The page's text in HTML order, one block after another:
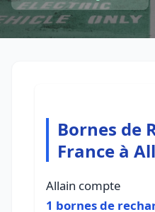
Bornes de
France à
Allain compte
1 bornes de